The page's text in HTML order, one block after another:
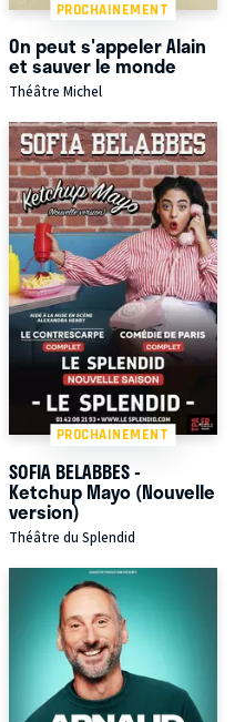
PROCHAINEMENT
On peut s'appeler Alain
et sauver le monde
Théâtre Michel
PROCHAINEMENT
SOFIA BELABBES -
Ketchup Mayo (Nouvelle
version)
Théâtre du Splendid